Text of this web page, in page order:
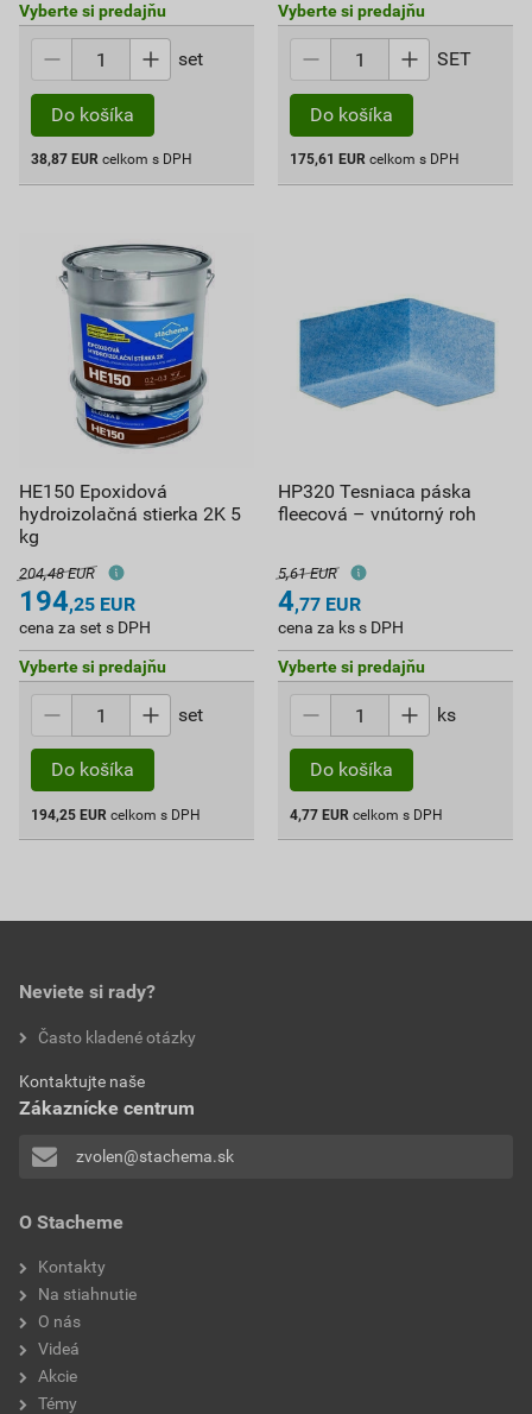
Vyberte si predajňu
set
Do košíka
38,87 EUR celkom s DPH
Vyberte si predajňu
SET
Do košíka
175,61 EUR celkom s DPH
HE150 Epoxidová
hydroizolačná stierka 2K 5
kg
204,48 EUR
194,25 EUR
cena za set s DPH
Vyberte si predajňu
set
Do košíka
194,25 EUR celkom s DPH
HP320 Tesniaca páska
fleecová – vnútorný roh
5,61 EUR
4,77 EUR
cena za ks s DPH
Vyberte si predajňu
ks
Do košíka
4,77 EUR celkom s DPH
O Stacheme
Kontakty
Na stiahnutie
O nás
Videá
Akcie
Témy
Neviete si rady?
Často kladené otázky
Kontaktujte naše
Zákaznícke centrum
zvolen@stachema.sk